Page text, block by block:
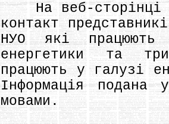
На веб-сторінці
контакт
НУО які працюють
енергетики та
працюють у галузі
Інформація подана
мовами.